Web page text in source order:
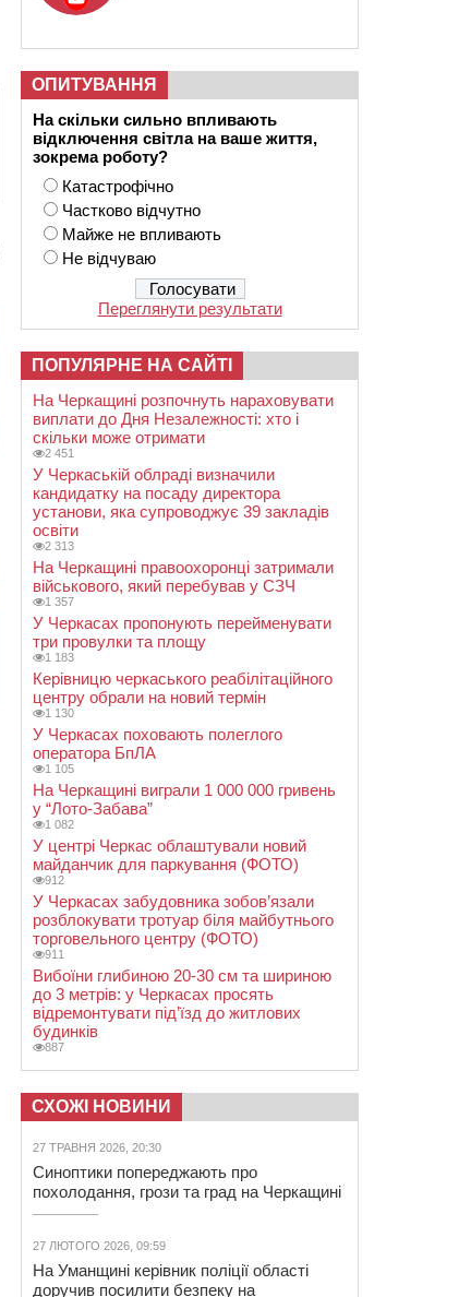
ОПИТУВАННЯ
На скільки сильно впливають
відключення світла на ваше життя,
зокрема роботу?
Катастрофічно
Частково відчутно
Майже не впливають
Не відчуваю
Переглянути результати
ПОПУЛЯРНЕ НА САЙТІ
На Черкащині розпочнуть нараховувати
виплати до Дня Незалежності: хто і
скільки може отримати
2 451
У Черкаській облраді визначили
кандидатку на посаду директора
установи, яка супроводжує 39 закладів
освіти
2 313
На Черкащині правоохоронці затримали
військового, який перебував у СЗЧ
1 357
У Черкасах пропонують перейменувати
три провулки та площу
1 183
Керівницю черкаського реабілітаційного
центру обрали на новий термін
1 130
У Черкасах поховають полеглого
оператора БпЛА
1 105
На Черкащині виграли 1 000 000 гривень
у “Лото-Забава”
1 082
У центрі Черкас облаштували новий
майданчик для паркування (ФОТО)
912
У Черкасах забудовника зобов’язали
розблокувати тротуар біля майбутнього
торговельного центру (ФОТО)
911
Вибоїни глибиною 20-30 см та шириною
до 3 метрів: у Черкасах просять
відремонтувати під’їзд до житлових
будинків
887
СХОЖІ НОВИНИ
27 ТРАВНЯ 2026, 20:30
Синоптики попереджають про
похолодання, грози та град на Черкащині
27 ЛЮТОГО 2026, 09:59
На Уманщині керівник поліції області
доручив посилити безпеку на